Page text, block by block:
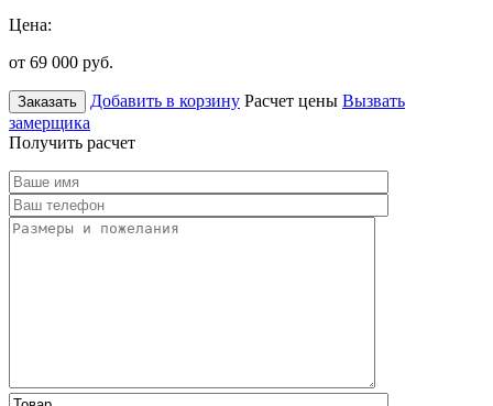
Цена:
от 69 000 руб.
Заказать Добавить в корзину Расчет цены Вызвать
замерщика
Получить расчет